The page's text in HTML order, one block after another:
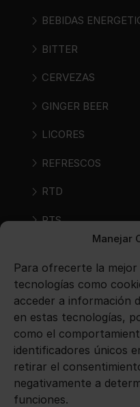
Manejar
Para ofrecerte la
tecnologías como
acceder a información
en estas tecnologías,
como el
identificadores únicos
retirar el
negativamente a
funciones.
BEBIDAS
BITTER
CERVEZAS
GINGER BEER
LICORES
REFRESCOS
RTD
RTS
VINOS
Avisos legales
Aviso legal
Política de privacidad